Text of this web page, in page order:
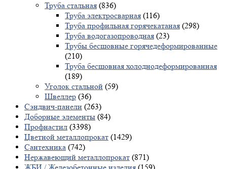
Труба стальная (836)
Труба электросварная (116)
Труба профильная горячекатаная (298)
Труба водогазопроводная (23)
Трубы бесшовные горячедеформированные
(210)
Труба бесшовная холоднодеформированная
(189)
Уголок стальной (59)
Швеллер (36)
Сэндвич-панели (263)
Доборные элементы (84)
Профнастил (3398)
Цветной металлопрокат (1429)
Сантехника (742)
Нержавеющий металлопрокат (871)